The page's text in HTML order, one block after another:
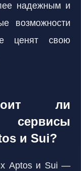
надежным и
возможности
ценят свою
ли
и Sui?
Aptos и Sui —